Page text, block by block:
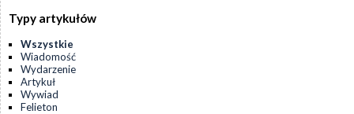
Typy artykułów
Wszystkie
Wiadomość
Wydarzenie
Artykuł
Wywiad
Felieton